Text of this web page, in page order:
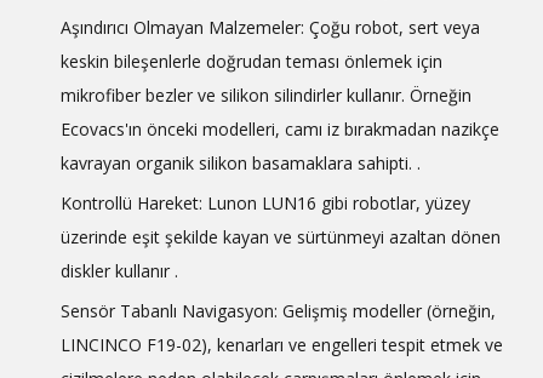
Aşındırıcı Olmayan Malzemeler: Çoğu robot, sert veya
keskin bileşenlerle doğrudan teması önlemek için
mikrofiber bezler ve silikon silindirler kullanır. Örneğin
Ecovacs'ın önceki modelleri, camı iz bırakmadan nazikçe
kavrayan organik silikon basamaklara sahipti. .
Kontrollü Hareket: Lunon LUN16 gibi robotlar, yüzey
üzerinde eşit şekilde kayan ve sürtünmeyi azaltan dönen
diskler kullanır .
Sensör Tabanlı Navigasyon: Gelişmiş modeller (örneğin,
LINCINCO F19-02), kenarları ve engelleri tespit etmek ve